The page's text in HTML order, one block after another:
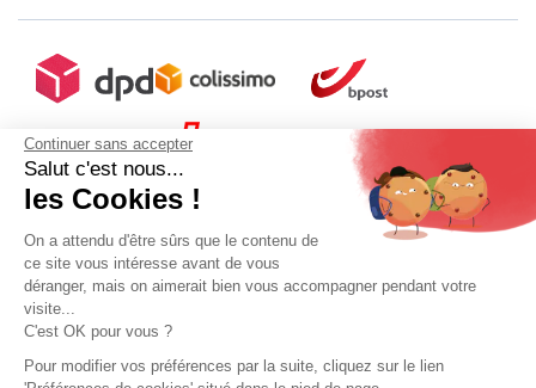
Continuer sans accepter
Salut c'est nous...
les Cookies !
On a attendu d'être sûrs que le contenu de
ce site vous intéresse avant de vous
déranger, mais on aimerait bien vous accompagner pendant votre
visite...
C'est OK pour vous ?
Pour modifier vos préférences par la suite, cliquez sur le lien